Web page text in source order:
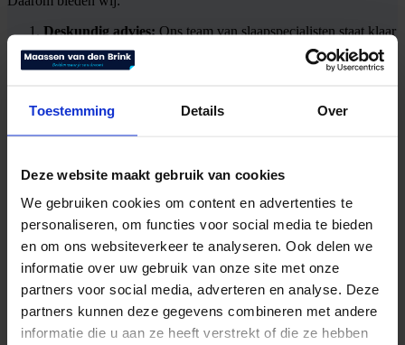
Toestemming Details Over
Deze website maakt gebruik van cookies
We gebruiken cookies om content en advertenties te
personaliseren, om functies voor social media te bieden
en om ons websiteverkeer te analyseren. Ook delen we
informatie over uw gebruik van onze site met onze
partners voor social media, adverteren en analyse. Deze
partners kunnen deze gegevens combineren met andere
informatie die u aan ze heeft verstrekt of die ze hebben
Deskundig advies:Ons team van slaapspecialisten staat klaar
om je te begeleiden bij het vinden van het perfecte bed. Of je
nu op zoek bent naar een boxspring, een verstelbaar bed of
zoals Auping, Schramm, Kreamat, Swissflex en nog veel
maatwerkoplossingen voor jouw slaapbehoeften. Onze
voorkeuren.
Proefliggen: In onze beddenwinkel moedigen we proefliggen
aan. Test onze bedden en matrassen in alle rust en ontdek
Uitgebreide garantie:Wij staan achter de kwaliteit van onze
producten. Daarom bieden wij uitgebreide garanties om jouw
gemoedsrust te waarborgen.